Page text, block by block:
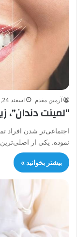
آرمین مقدم اسفند 24, 1400
“لمینت دندان”،
اجتماعی‌تر شدن افراد
نموده. یکی از
بیشتر بخوانید »